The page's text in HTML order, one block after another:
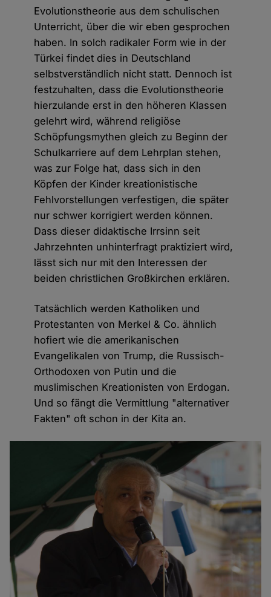
Evolutionstheorie aus dem schulischen
Unterricht, über die wir eben gesprochen
haben. In solch radikaler Form wie in der
Türkei findet dies in Deutschland
selbstverständlich nicht statt. Dennoch ist
festzuhalten, dass die Evolutionstheorie
hierzulande erst in den höheren Klassen
gelehrt wird, während religiöse
Schöpfungsmythen gleich zu Beginn der
Schulkarriere auf dem Lehrplan stehen,
was zur Folge hat, dass sich in den
Köpfen der Kinder kreationistische
Fehlvorstellungen verfestigen, die später
nur schwer korrigiert werden können.
Dass dieser didaktische Irrsinn seit
Jahrzehnten unhinterfragt praktiziert wird,
lässt sich nur mit den Interessen der
beiden christlichen Großkirchen erklären.
Tatsächlich werden Katholiken und
Protestanten von Merkel & Co. ähnlich
hofiert wie die amerikanischen
Evangelikalen von Trump, die Russisch-
Orthodoxen von Putin und die
muslimischen Kreationisten von Erdogan.
Und so fängt die Vermittlung "alternativer
Fakten" oft schon in der Kita an.